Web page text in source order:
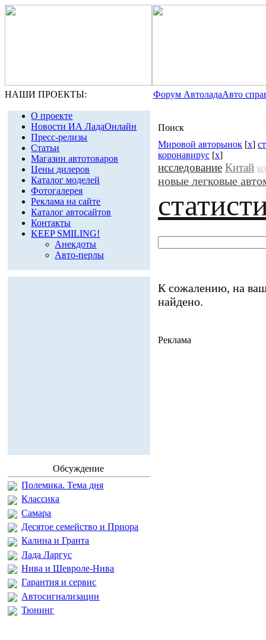
НАШИ ПРОЕКТЫ: Форум АвтоладаАвто
О проекте
Новости ИА ЛадаОнлайн
Пресс-релизы
Статьи
Магазин автотоваров
Цены дилеров
Каталог моделей
Фотогалерея
Реклама на сайте
Каталог автосайтов
Контакты
KEEP SMILING!
Анекдоты
Авто-перлы
Обсуждение
Полемика. Тема дня
Классика
Самара
Десятое семейство и Приора
Калина и Гранта
Лада Ларгус
Нива и Шевроле-Нива
Гарантия и сервис
Автосигнализации
Тюнинг
Поиск
Мировой авторынок [x]
коронавирус [x]
исследование Китай
новые легковые
К сожалению, на
найдено.
Реклама